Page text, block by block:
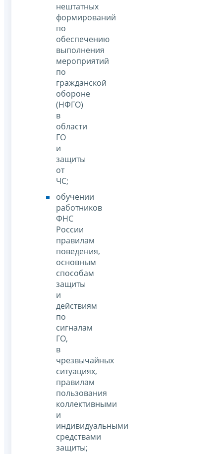
нештатных
формирований
по
обеспечению
выполнения
мероприятий
по
гражданской
обороне
(НФГО)
в
области
ГО
и
защиты
от
ЧС;
обучении
работников
ФНС
России
правилам
поведения,
основным
способам
защиты
и
действиям
по
сигналам
ГО,
в
чрезвычайных
ситуациях,
правилам
пользования
коллективными
и
индивидуальными
средствами
защиты;